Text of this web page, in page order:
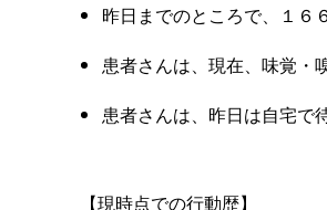
昨日までのところで、１６
患者さんは、現在、味覚・
患者さんは、昨日は自宅で
【現時点での行動歴】